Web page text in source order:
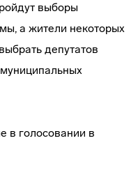
выборы
а жители некоторых
депутатов
в голосовании в